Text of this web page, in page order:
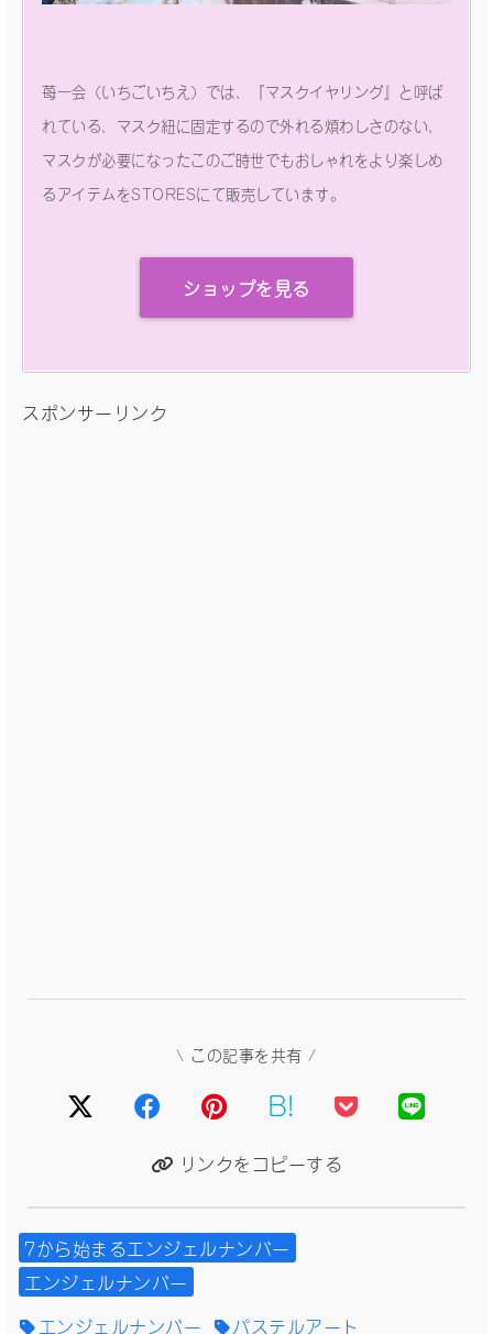
苺一会（いちごいちえ）では、『マスクイヤリング』と呼ば
れている、マスク紐に固定するので外れる煩わしさのない、
マスクが必要になったこのご時世でもおしゃれをより楽しめ
るアイテムをSTORESにて販売しています。
ショップを見る
スポンサーリンク
\ この記事を共有 /
B!
リンクをコピーする
7から始まるエンジェルナンバー
エンジェルナンバー
エンジェルナンバー
パステルアート